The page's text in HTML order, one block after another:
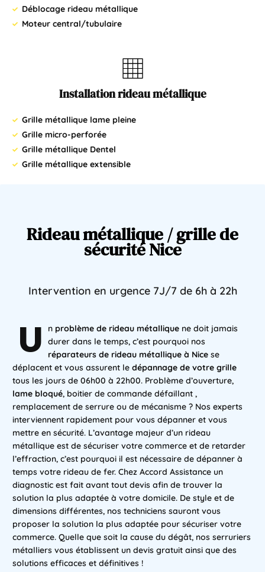
Déblocage rideau métallique
Moteur central/tubulaire
Installation rideau métallique
Grille métallique lame pleine
Grille micro-perforée
Grille métallique Dentel
Grille métallique extensible
Rideaumétallique/grillede
sécuritéNice
Intervention en urgence 7J/7 de 6h à 22h
U n problème de rideau métallique ne doit jamais
durer dans le temps, c’est pourquoi nos
réparateurs de rideau métallique à Nice se
déplacent et vous assurent le dépannage de votre grille
tous les jours de 06h00 à 22h00. Problème d’ouverture,
lame bloqué, boitier de commande défaillant ,
remplacement de serrure ou de mécanisme ? Nos experts
interviennent rapidement pour vous dépanner et vous
mettre en sécurité. L’avantage majeur d’un rideau
métallique est de sécuriser votre commerce et de retarder
l’effraction, c’est pourquoi il est nécessaire de dépanner à
temps votre rideau de fer. Chez Accord Assistance un
diagnostic est fait avant tout devis afin de trouver la
solution la plus adaptée à votre domicile. De style et de
dimensions différentes, nos techniciens sauront vous
proposer la solution la plus adaptée pour sécuriser votre
commerce. Quelle que soit la cause du dégât, nos serruriers
métalliers vous établissent un devis gratuit ainsi que des
solutions efficaces et définitives !